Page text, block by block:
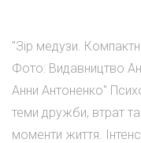
"Зір медузи.
Фото: Видавництво
Анни Антоненко"
теми дружби, втрат
моменти життя.